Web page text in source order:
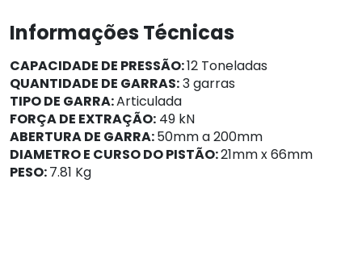
Informações Técnicas
CAPACIDADE DE PRESSÃO:12 Toneladas
QUANTIDADE DE GARRAS:3 garras
TIPO DE GARRA:Articulada
FORÇA DE EXTRAÇÃO: 49 kN
ABERTURA DE GARRA:50mm a 200mm
DIAMETRO E CURSO DO PISTÃO:21mm x 66mm
PESO:7.81 Kg